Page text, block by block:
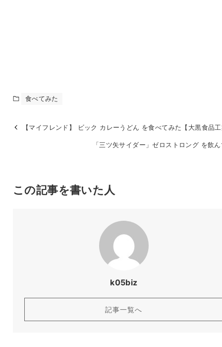
食べてみた
【マイフレンド】 ビック カレーうどん を食べてみた【大黒食品
「三ツ矢サイダー」ゼロストロング を飲
この記事を書いた人
k05biz
記事一覧へ